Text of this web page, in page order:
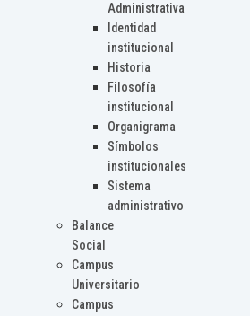
Administrativa
Identidad
institucional
Historia
Filosofía
institucional
Organigrama
Símbolos
institucionales
Sistema
administrativo
Balance
Social
Campus
Universitario
Campus